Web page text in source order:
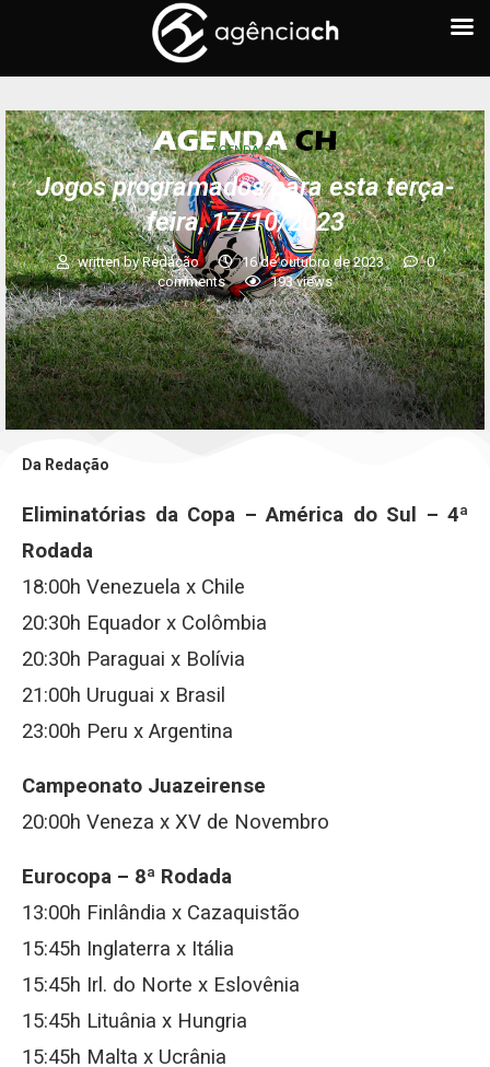
AGENDA CH
Jogos programados para esta terça-
feira, 17/10/2023
written byRedação 16 de outubro de 2023
0
comments
193views
Da Redação
Eliminatórias da Copa – América do Sul – 4ª
Rodada
18:00h Venezuela x Chile
20:30h Equador x Colômbia
20:30h Paraguai x Bolívia
21:00h Uruguai x Brasil
23:00h Peru x Argentina
Campeonato Juazeirense
20:00h Veneza x XV de Novembro
Eurocopa – 8ª Rodada
13:00h Finlândia x Cazaquistão
15:45h Inglaterra x Itália
15:45h Irl. do Norte x Eslovênia
15:45h Lituânia x Hungria
15:45h Malta x Ucrânia